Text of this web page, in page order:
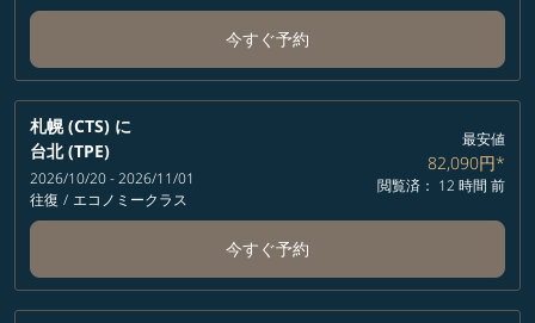
今すぐ予約
札幌 (CTS) に
台北 (TPE)
2026/10/20 - 2026/11/01
往復 / エコノミークラス
最安値
82,090円*
閲覧済： 12 時間 前
今すぐ予約